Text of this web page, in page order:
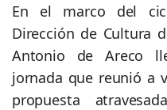
En el marco del
Dirección de Cultura
Antonio de Areco
jornada que reunió a
propuesta